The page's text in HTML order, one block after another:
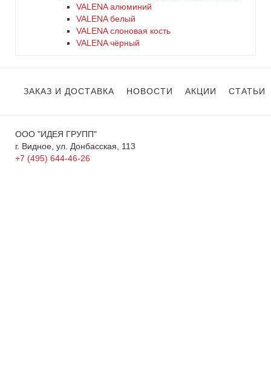
VALENA алюминий
VALENA белый
VALENA слоновая кость
VALENA чёрный
ЗАКАЗ И ДОСТАВКА НОВОСТИ АКЦИИ СТАТЬИ
ООО "ИДЕЯ ГРУПП"
г. Видное, ул. Донбасская, 113
+7 (495) 644-46-26